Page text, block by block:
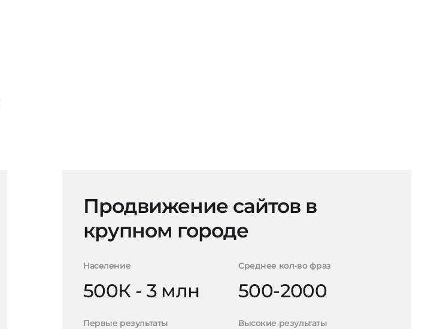
Продвижение сайтов в
крупном городе
Население
500К - 3 млн
Среднее кол-во фраз
500-2000
Первые результаты Высокие результаты